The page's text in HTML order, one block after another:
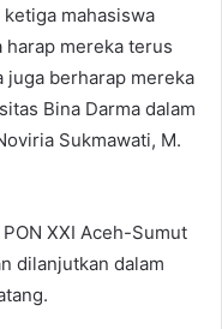
mahasiswa
harap mereka terus
juga berharap mereka
Bina Darma dalam
Sukmawati, M.
XXI Aceh-Sumut
dilanjutkan dalam